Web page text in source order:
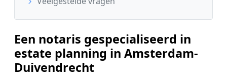
Een notaris gespecialiseerd in
estate planning in Amsterdam-
Duivendrecht